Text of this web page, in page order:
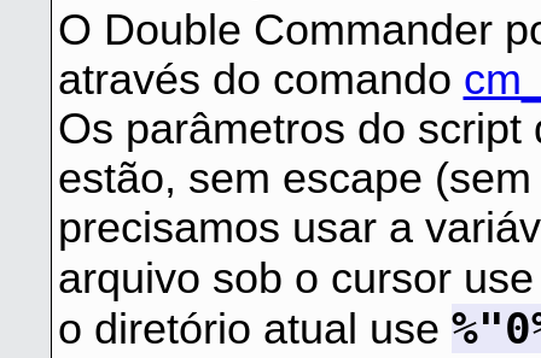
O Double Commander
através do comando
Os parâmetros do
estão, sem escape
precisamos usar a
arquivo sob o cursor
o diretório atual use